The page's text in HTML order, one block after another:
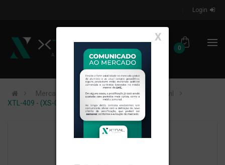
Login
0
X
Mercados de Atuação
Construção Civil
XTL-409 - (XS-049) - PESO LINEAR: 0,969kg/m